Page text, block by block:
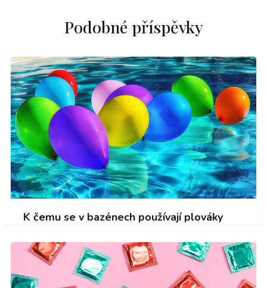
Podobné příspěvky
K čemu se v bazénech používají plováky